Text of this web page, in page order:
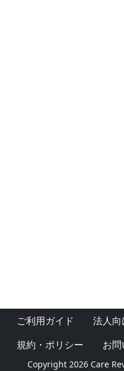
ご利用ガイド 法人
規約・ポリシー
お
Copyright 2026 Care